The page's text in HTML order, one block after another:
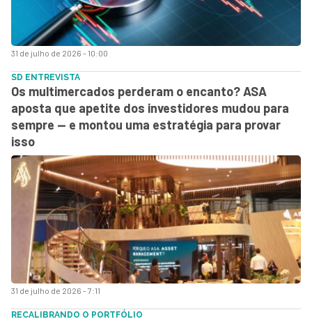
31 de julho de 2026 - 10:00
31 de julho de 2026 - 7:11
SD ENTREVISTA
Os multimercados perderam o encanto? ASA
aposta que apetite dos investidores mudou para
sempre — e montou uma estratégia para provar
isso
RECALIBRANDO O PORTFÓLIO